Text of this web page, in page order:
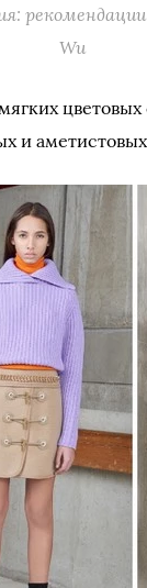
Wu
и аметистовых